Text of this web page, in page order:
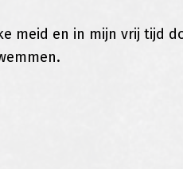
meid en in mijn vrij tijd